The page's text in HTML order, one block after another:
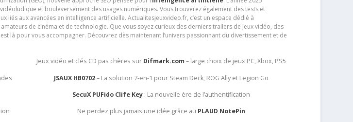
et bouleversement des usages numériques. Vous trouverez également des tests et
aux avancées en intelligence artificielle. Actualitesjeuxvideo.fr, c’est un espace dédié à
de cinéma et de technologie. Que vous soyez curieux des derniers trailers de jeux vidéo, des
là pour vous accompagner. Découvrez dès maintenant l’univers passionnant du divertissement et de
Jeux vidéo et clés CD pas chères sur Difmark.com – large choix de jeux PC, Xbox, PS5
JSAUX HB0702– La solution 7-en-1 pour Steam Deck, ROG Ally et Legion Go
SecuX PUFido Clife Key : La nouvelle ère de l’authentification
Ne perdez plus jamais une idée grâce au PLAUD NotePin